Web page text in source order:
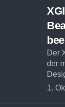
Der
der
1.